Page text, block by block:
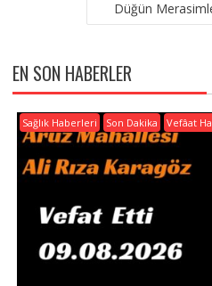
Düğün
EN SON HABERLER
Sağlık Haberleri Son Dakika Vefâat